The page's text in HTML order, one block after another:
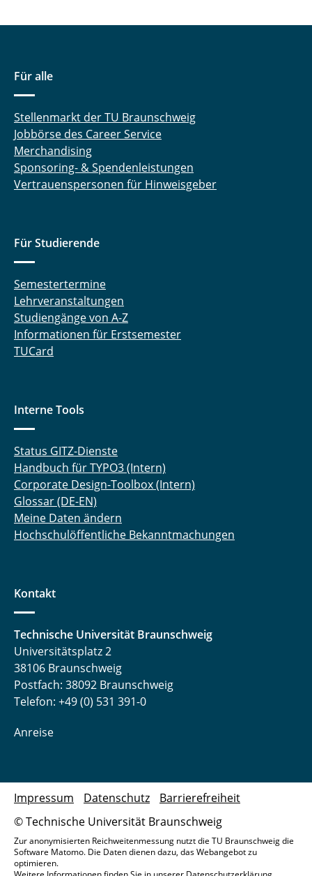
Für alle
Stellenmarkt der TU Braunschweig
Jobbörse des Career Service
Merchandising
Sponsoring- & Spendenleistungen
Vertrauenspersonen für Hinweisgeber
Für Studierende
Semestertermine
Lehrveranstaltungen
Studiengänge von A-Z
Informationen für Erstsemester
TUCard
Interne Tools
Status GITZ-Dienste
Handbuch für TYPO3 (Intern)
Corporate Design-Toolbox (Intern)
Glossar (DE-EN)
Meine Daten ändern
Hochschulöffentliche Bekanntmachungen
Kontakt
Technische Universität Braunschweig
Universitätsplatz 2
38106 Braunschweig
Postfach: 38092 Braunschweig
Telefon: +49 (0) 531 391-0
Anreise
© Technische Universität Braunschweig
Impressum Datenschutz Barrierefreiheit
Zur anonymisierten Reichweitenmessung nutzt die TU Braunschweig die
Software Matomo. Die Daten dienen dazu, das Webangebot zu
optimieren.